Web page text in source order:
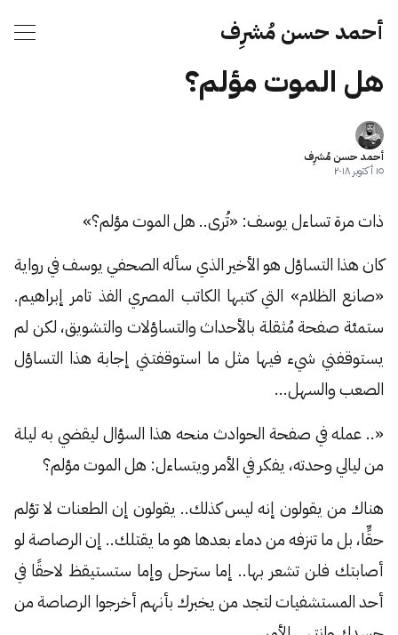
أحمد حسن مُشرِف
هل الموت مؤلم؟
أحمد حسن مُشرِف
١٥ أكتوبر ٢٠١٨
ذات مرة تساءل يوسف: «تُرى.. هل الموت مؤلم؟»
كان هذا التساؤل هو الأخير الذي سأله الصحفي يوسف في رواية
«صانع الظلام» التي كتبها الكاتب المصري الفذ تامر إبراهيم.
ستمئة صفحة مُثقلة بالأحداث والتساؤلات والتشويق، لكن لم
يستوقفني شيء فيها مثل ما استوقفتني إجابة هذا التساؤل
الصعب والسهل…
«.. عمله في صفحة الحوادث منحه هذا السؤال ليقضي به ليلة
من ليالي وحدته، يفكر في الأمر ويتساءل: هل الموت مؤلم؟
هناك من يقولون إنه ليس كذلك.. يقولون إن الطعنات لا تؤلم
حقٍّا، بل ما تنزفه من دماء بعدها هو ما يقتلك.. إن الرصاصة لو
أصابتك فلن تشعر بها.. إما سترحل وإما ستستيقظ لاحقًا في
أحد المستشفيات لتجد من يخبرك بأنهم أخرجوا الرصاصة من